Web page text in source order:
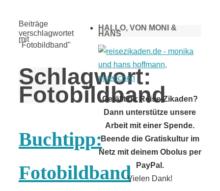
Start
Beiträge
verschlagwortet
mit
"Fotobildband"
Schlagwort:
Fotobildband
Buchtipp:
Fotobildband
HALLO, VON MONI &
HANS
Gefällt dir Reise-Zikaden?
Dann unterstütze unsere
Arbeit mit einer Spende.
Beende die Gratiskultur im
Netz mit deinem Obolus per
PayPal.
Vielen Dank!